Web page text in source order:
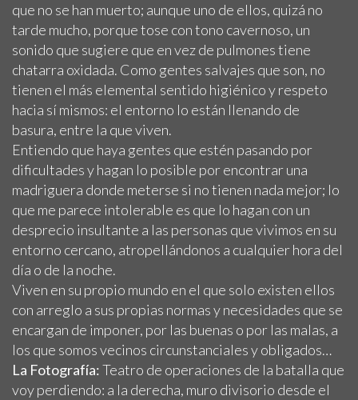
que no se han muerto; aunque uno de ellos, quizá no
tarde mucho, porque tose con tono cavernoso, un
sonido que sugiere que en vez de pulmones tiene
chatarra oxidada. Como gentes salvajes que son, no
tienen el más elemental sentido higiénico y respeto
hacia sí mismos: el entorno lo están llenando de
basura, entre la que viven.
Entiendo que haya gentes que estén pasando por
dificultades y hagan lo posible por encontrar una
madriguera donde meterse si no tienen nada mejor; lo
que me parece intolerable es que lo hagan con un
desprecio insultante a las personas que vivimos en su
entorno cercano, atropellándonos a cualquier hora del
día o de la noche.
Viven en su propio mundo en el que solo existen ellos
con arreglo a sus propias normas y necesidades que se
encargan de imponer, por las buenas o por las malas, a
los que somos vecinos circunstanciales y obligados…
La Fotografía:Teatro de operaciones de la batalla que
voy perdiendo: a la derecha, muro divisorio desde el